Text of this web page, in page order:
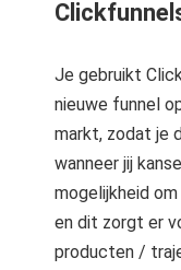
Je gebruikt
nieuwe funnel
markt, zodat je
wanneer jij
mogelijkheid
en dit zorgt er
producten /